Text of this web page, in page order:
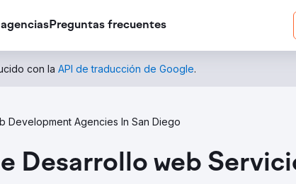
agenciasPreguntas frecuentes
con la API de traducción de Google.
Development Agencies In San Diego
Desarrollo web